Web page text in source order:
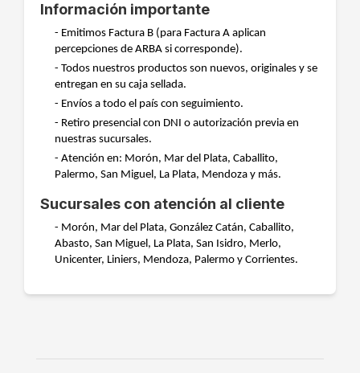
Información importante
- Emitimos Factura B (para Factura A aplican
percepciones de ARBA si corresponde).
- Todos nuestros productos son nuevos, originales y se
entregan en su caja sellada.
- Envíos a todo el país con seguimiento.
- Retiro presencial con DNI o autorización previa en
nuestras sucursales.
- Atención en: Morón, Mar del Plata, Caballito,
Palermo, San Miguel, La Plata, Mendoza y más.
Sucursales con atención al cliente
- Morón, Mar del Plata, González Catán, Caballito,
Abasto, San Miguel, La Plata, San Isidro, Merlo,
Unicenter, Liniers, Mendoza, Palermo y Corrientes.